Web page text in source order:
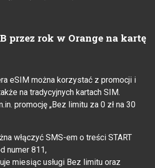
przez rok w Orange na kartę
eSIM można korzystać z promocji i
na tradycyjnych kartach SIM.
promocję „Bez limitu za 0 zł na 30
włączyć SMS-em o treści START
numer 811,
miesiąc usługi Bez limitu oraz